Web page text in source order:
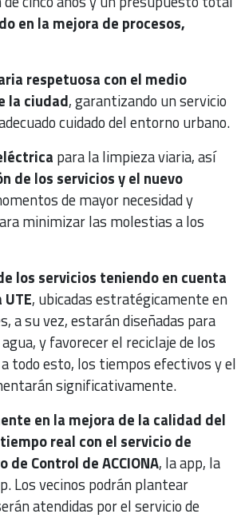
en la mejora de procesos,
respetuosa con el medio
la ciudad, garantizando un servicio
cuidado del entorno urbano.
para la limpieza viaria, así
de los servicios y el nuevo
de mayor necesidad y
minimizar las molestias a los
los servicios teniendo en cuenta
, ubicadas estratégicamente en
a su vez, estarán diseñadas para
y favorecer el reciclaje de los
todo esto, los tiempos efectivos y el
significativamente.
en la mejora de la calidad del
real con el servicio de
de Control de ACCIONA, la app, la
Los vecinos podrán plantear
atendidas por el servicio de